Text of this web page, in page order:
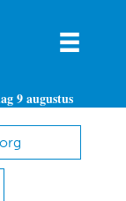
9 augustus